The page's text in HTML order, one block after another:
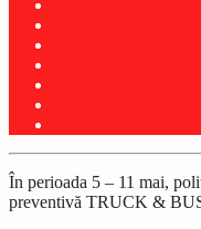
În perioada 5 – 11 mai,
preventivă TRUCK &